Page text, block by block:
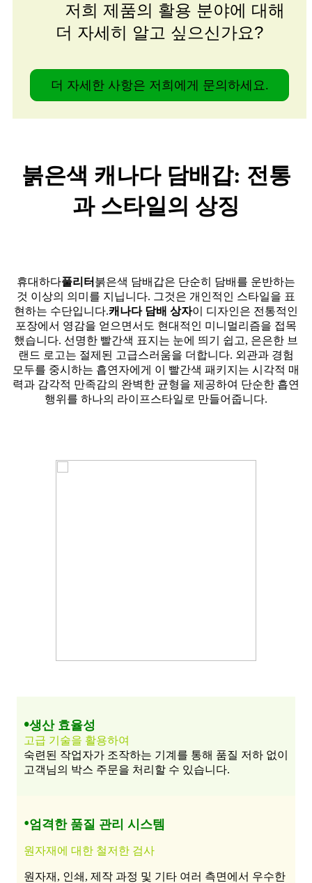
저희 제품의 활용 분야에 대해
더 자세히 알고 싶으신가요?
더 자세한 사항은 저희에게 문의하세요.
붉은색 캐나다 담배갑: 전통
과 스타일의 상징
휴대하다풀리터 붉은색 담배갑은 단순히 담배를 운반하는
것 이상의 의미를 지닙니다. 그것은 개인적인 스타일을 표
현하는 수단입니다.캐나다 담배 상자이 디자인은 전통적인
포장에서 영감을 얻으면서도 현대적인 미니멀리즘을 접목
했습니다. 선명한 빨간색 표지는 눈에 띄기 쉽고, 은은한 브
랜드 로고는 절제된 고급스러움을 더합니다. 외관과 경험
모두를 중시하는 흡연자에게 이 빨간색 패키지는 시각적 매
력과 감각적 만족감의 완벽한 균형을 제공하여 단순한 흡연
행위를 하나의 라이프스타일로 만들어줍니다.
•생산 효율성
고급 기술을 활용하여
숙련된 작업자가 조작하는 기계를 통해 품질 저하 없이
고객님의 박스 주문을 처리할 수 있습니다.
•엄격한 품질 관리 시스템
원자재에 대한 철저한 검사
원자재, 인쇄, 제작 과정 및 기타 여러 측면에서 우수한